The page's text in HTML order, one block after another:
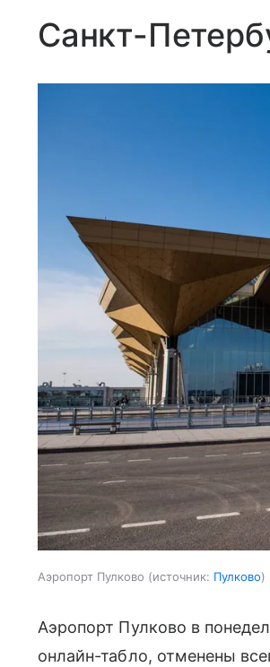
Санкт-
Аэропорт Пулково источник: Пулково
Аэропорт Пулково в
онлайн-табло, отменены